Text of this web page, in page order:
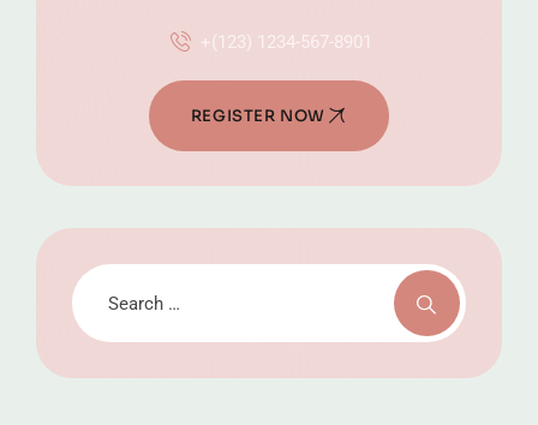
+(123) 1234-567-8901
REGISTER NOW